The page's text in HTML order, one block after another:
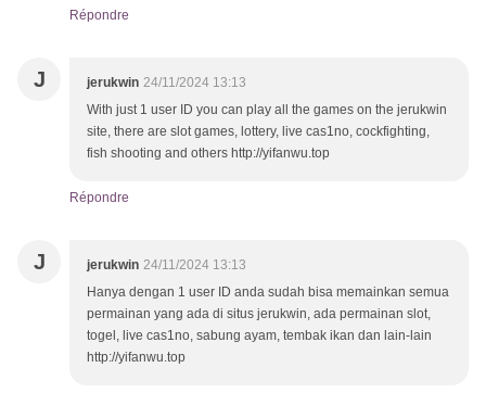
Répondre
J jerukwin 24/11/2024 13:13
With just 1 user ID you can play all the games on the jerukwin
site, there are slot games, lottery, live cas1no, cockfighting,
fish shooting and others http://yifanwu.top
Répondre
J jerukwin 24/11/2024 13:13
Hanya dengan 1 user ID anda sudah bisa memainkan semua
permainan yang ada di situs jerukwin, ada permainan slot,
togel, live cas1no, sabung ayam, tembak ikan dan lain-lain
http://yifanwu.top